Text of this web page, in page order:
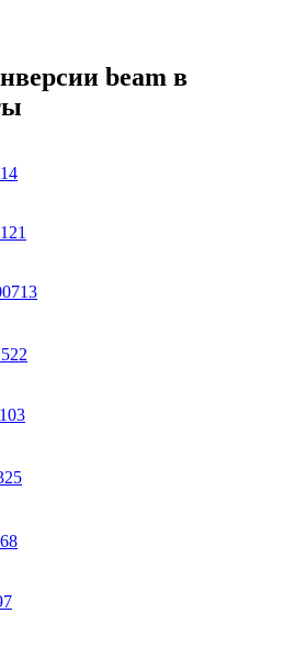
награды ежедневно
beam в